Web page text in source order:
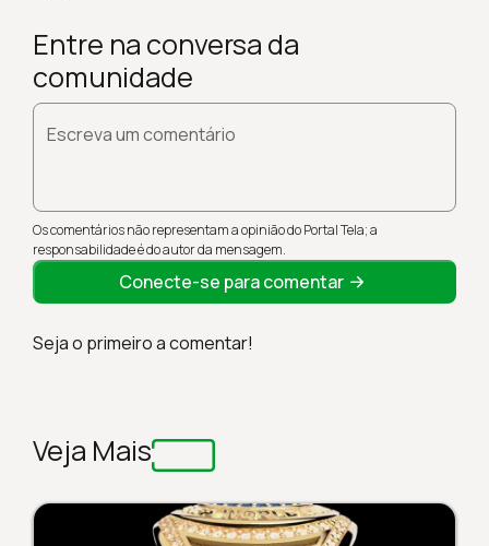
Entre na conversa da
comunidade
Escreva um comentário
Os comentários não representam a opinião do Portal Tela; a
responsabilidade é do autor da mensagem.
Conecte-se para comentar
Seja o primeiro a comentar!
Veja Mais